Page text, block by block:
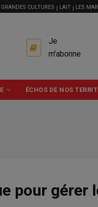
GRANDES CULTURES LAIT LES
USER
ACCOUNT
MENU
Je
m'abonne
ÉCHOS DE NOS
pour gérer